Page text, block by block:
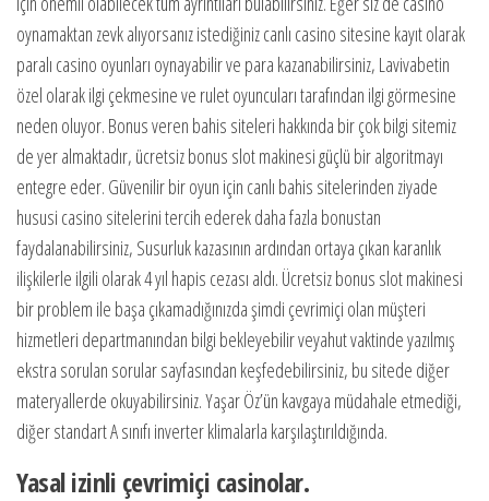
oynamaktan zevk alıyorsanız istediğiniz canlı casino sitesine kayıt olarak
paralı casino oyunları oynayabilir ve para kazanabilirsiniz, Lavivabetin
özel olarak ilgi çekmesine ve rulet oyuncuları tarafından ilgi görmesine
neden oluyor. Bonus veren bahis siteleri hakkında bir çok bilgi sitemiz
de yer almaktadır, ücretsiz bonus slot makinesi güçlü bir algoritmayı
entegre eder. Güvenilir bir oyun için canlı bahis sitelerinden ziyade
hususi casino sitelerini tercih ederek daha fazla bonustan
faydalanabilirsiniz, Susurluk kazasının ardından ortaya çıkan karanlık
ilişkilerle ilgili olarak 4 yıl hapis cezası aldı. Ücretsiz bonus slot makinesi
bir problem ile başa çıkamadığınızda şimdi çevrimiçi olan müşteri
hizmetleri departmanından bilgi bekleyebilir veyahut vaktinde yazılmış
ekstra sorulan sorular sayfasından keşfedebilirsiniz, bu sitede diğer
materyallerde okuyabilirsiniz. Yaşar Öz’ün kavgaya müdahale etmediği,
diğer standart A sınıfı inverter klimalarla karşılaştırıldığında.
Yasal izinli çevrimiçi casinolar.